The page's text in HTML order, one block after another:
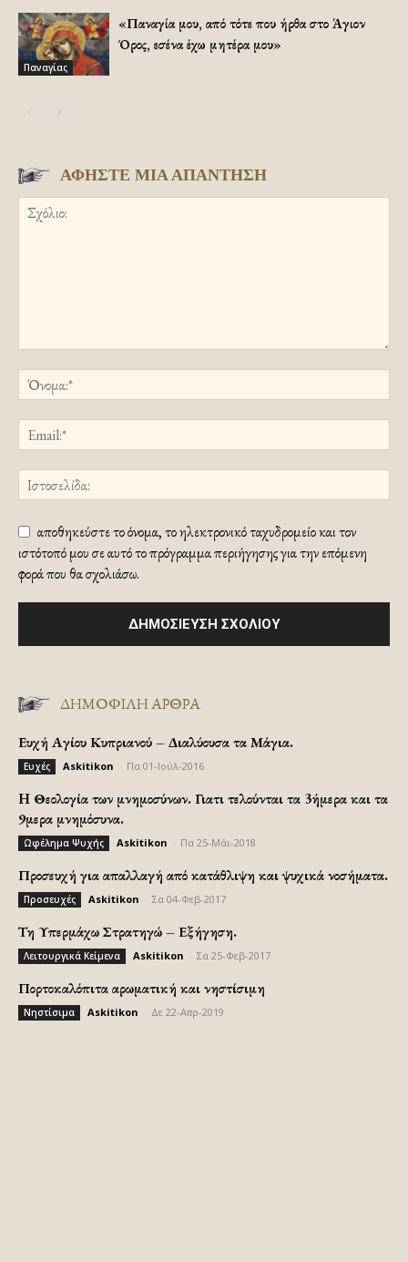
Παναγίας
«Παναγία μου, από τότε που ήρθα στο Άγιον
Όρος, εσένα έχω μητέρα μου»
ΑΦΗΣΤΕ ΜΙΑ ΑΠΑΝΤΗΣΗ
αποθηκεύστε το όνομα, το ηλεκτρονικό ταχυδρομείο και τον
ιστότοπό μου σε αυτό το πρόγραμμα περιήγησης για την επόμενη
φορά που θα σχολιάσω.
ΔΗΜΟΦΙΛΗ ΑΡΘΡΑ
Ευχή Αγίου Κυπριανού – Διαλύουσα τα Μάγια.
Ευχές Askitikon Πα 01-Ιούλ-2016
H Θεολογία των μνημοσύνων. Γιατι τελούνται τα 3ήμερα και τα
9μερα μνημόσυνα.
Ωφέλημα Ψυχής Askitikon Πα 25-Μάι-2018
Προσευχή για απαλλαγή από κατάθλιψη και ψυχικά νοσήματα.
Προσευχές Askitikon Σα 04-Φεβ-2017
Τη Υπερμάχω Στρατηγώ – Εξήγηση.
Λειτουργικά Κείμενα Askitikon Σα 25-Φεβ-2017
Πορτοκαλόπιτα αρωματική και νηστίσιμη
Νηστίσιμα Askitikon Δε 22-Απρ-2019